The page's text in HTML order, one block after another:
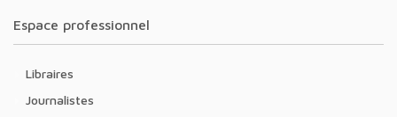
Espace professionnel
Libraires
Journalistes